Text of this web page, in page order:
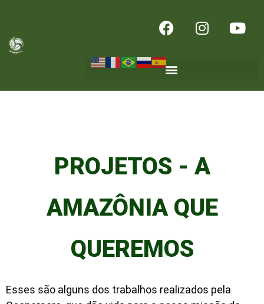
PROJETOS - A
AMAZÔNIA QUE
QUEREMOS
Esses são alguns dos trabalhos realizados pela